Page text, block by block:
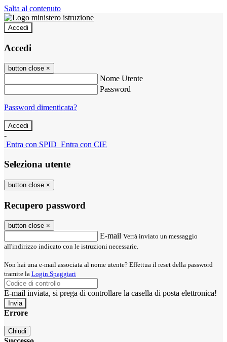
Salta al contenuto
Accedi
Accedi
button close ×
Nome Utente
Password
Password dimenticata?
-
Entra con SPID Entra con CIE
Seleziona utente
button close ×
Recupero password
button close ×
E-mail Verrà inviato un messaggio
all'indirizzo indicato con le istruzioni necessarie.
Non hai una e-mail associata al nome utente? Effettua il reset della password
tramite la Login Spaggiari
E-mail inviata, si prega di controllare la casella di posta elettronica!
Errore
Chiudi